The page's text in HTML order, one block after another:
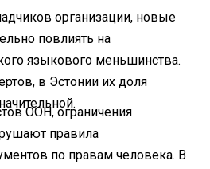
организации, новые
повлиять на
языкового меньшинства.
в Эстонии их доля
ООН, ограничения
правила
по правам человека. В